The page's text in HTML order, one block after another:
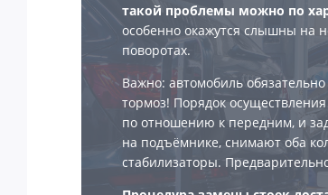
такой проблемы можно по
особенно окажутся слышны на
поворотах.
Важно: автомобиль
тормоз! Порядок
по отношению к передним, и
на подъёмнике, снимают оба
стабилизаторы.